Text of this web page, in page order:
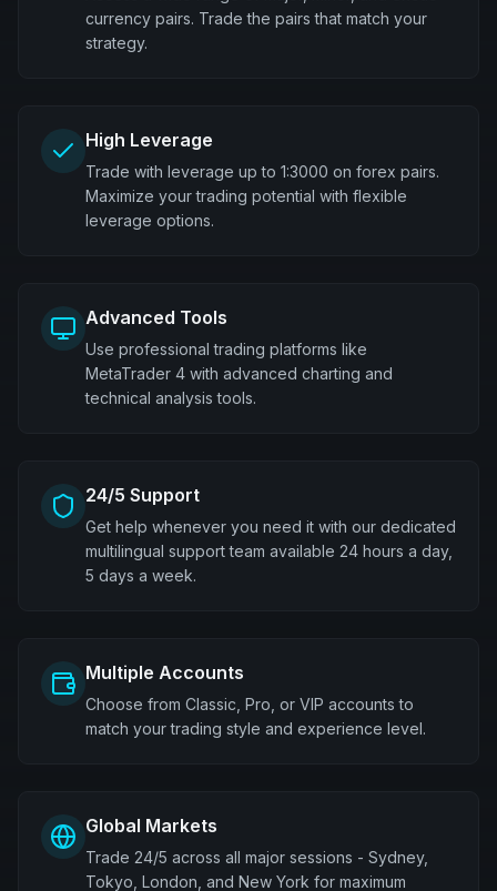
currency pairs. Trade the pairs that match your
strategy.
High Leverage
Trade with leverage up to 1:3000 on forex pairs.
Maximize your trading potential with flexible
leverage options.
Advanced Tools
Use professional trading platforms like
MetaTrader 4 with advanced charting and
technical analysis tools.
24/5 Support
Get help whenever you need it with our dedicated
multilingual support team available 24 hours a day,
5 days a week.
Multiple Accounts
Choose from Classic, Pro, or VIP accounts to
match your trading style and experience level.
Global Markets
Trade 24/5 across all major sessions - Sydney,
Tokyo, London, and New York for maximum